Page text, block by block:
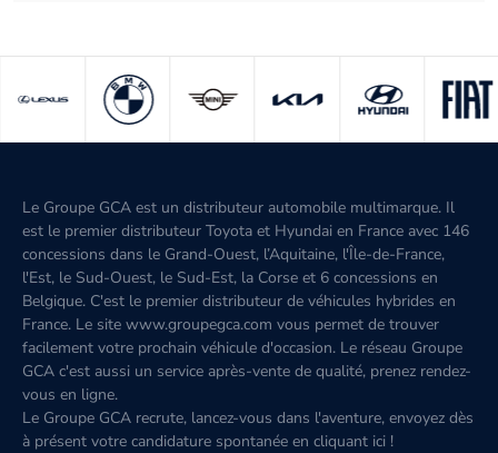
Le Groupe GCA est un distributeur automobile multimarque. Il
est le premier distributeur Toyota et Hyundai en France avec 146
concessions dans le Grand-Ouest, l’Aquitaine, l'Île-de-France,
l'Est, le Sud-Ouest, le Sud-Est, la Corse et 6 concessions en
Belgique. C'est le premier distributeur de véhicules hybrides en
France. Le site www.groupegca.com vous permet de trouver
facilement votre prochain véhicule d'occasion. Le réseau Groupe
GCA c'est aussi un service après-vente de qualité, prenez rendez-
vous en ligne.
Le Groupe GCA recrute, lancez-vous dans l'aventure, envoyez dès
à présent votre candidature spontanée en cliquant ici !